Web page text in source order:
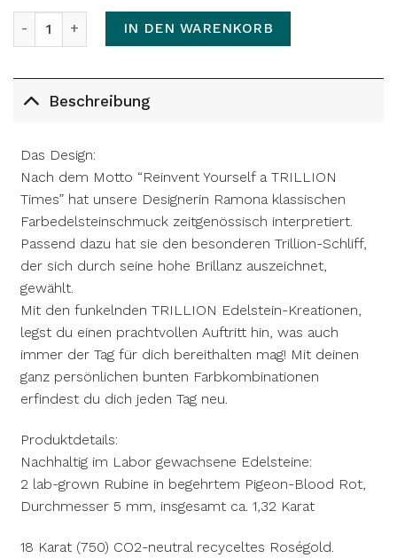
Ohrstecker TRILLION | Rubin Menge
IN DEN WARENKORB
Beschreibung
Das Design:
Nach dem Motto “Reinvent Yourself a TRILLION
Times” hat unsere Designerin Ramona klassischen
Farbedelsteinschmuck zeitgenössisch interpretiert.
Passend dazu hat sie den besonderen Trillion-Schliff,
der sich durch seine hohe Brillanz auszeichnet,
gewählt.
Mit den funkelnden TRILLION Edelstein-Kreationen,
legst du einen prachtvollen Auftritt hin, was auch
immer der Tag für dich bereithalten mag! Mit deinen
ganz persönlichen bunten Farbkombinationen
erfindest du dich jeden Tag neu.
Produktdetails:
Nachhaltig im Labor gewachsene Edelsteine:
2 lab-grown Rubine in begehrtem Pigeon-Blood Rot,
Durchmesser 5 mm, insgesamt ca. 1,32 Karat
18 Karat (750) CO2-neutral recyceltes Roségold.